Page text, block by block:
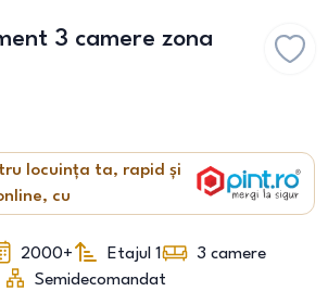
3 camere zona
locuința ta, rapid și
cu
2000+ Etajul 1 3 camere
Semidecomandat